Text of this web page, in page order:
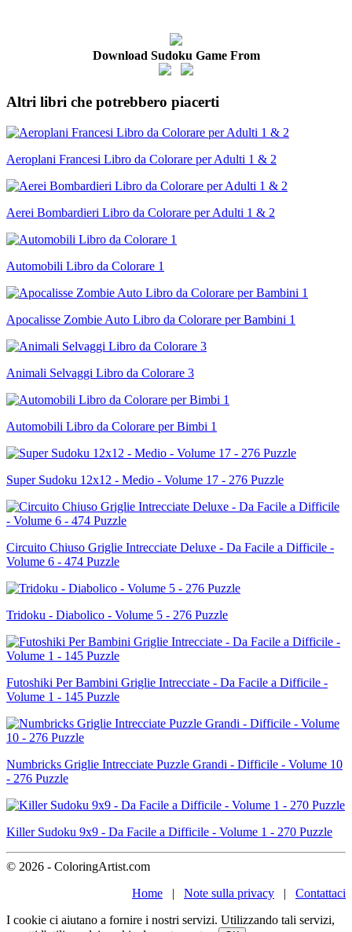
Download Sudoku Game From
Altri libri che potrebbero piacerti
Aeroplani Francesi Libro da Colorare per Adulti 1 & 2
Aerei Bombardieri Libro da Colorare per Adulti 1 & 2
Automobili Libro da Colorare 1
Apocalisse Zombie Auto Libro da Colorare per Bambini 1
Animali Selvaggi Libro da Colorare 3
Automobili Libro da Colorare per Bimbi 1
Super Sudoku 12x12 - Medio - Volume 17 - 276 Puzzle
Circuito Chiuso Griglie Intrecciate Deluxe - Da Facile a Difficile -
Volume 6 - 474 Puzzle
Tridoku - Diabolico - Volume 5 - 276 Puzzle
Futoshiki Per Bambini Griglie Intrecciate - Da Facile a Difficile -
Volume 1 - 145 Puzzle
Numbricks Griglie Intrecciate Puzzle Grandi - Difficile - Volume 10
- 276 Puzzle
Killer Sudoku 9x9 - Da Facile a Difficile - Volume 1 - 270 Puzzle
© 2026 - ColoringArtist.com
Home | Note sulla privacy | Contattaci
I cookie ci aiutano a fornire i nostri servizi. Utilizzando tali servizi,